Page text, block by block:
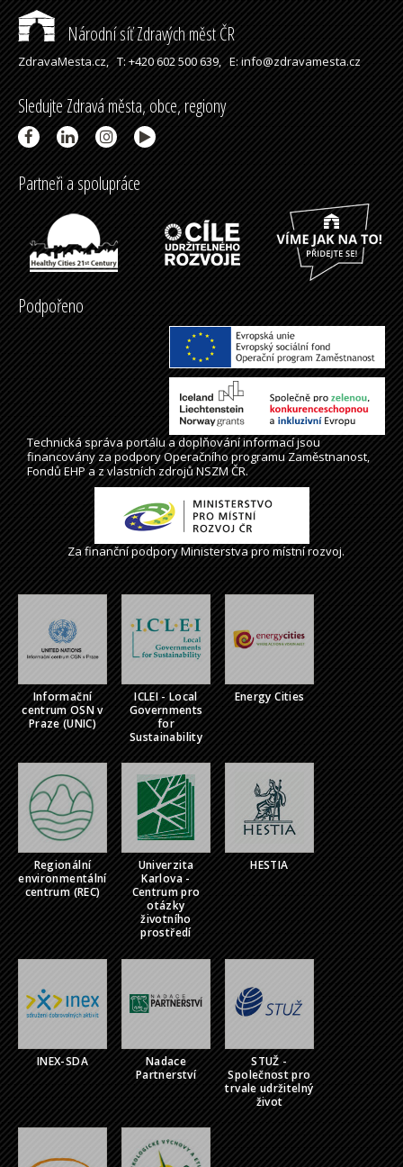
Národní síť Zdravých měst ČR
ZdravaMesta.cz,T: +420 602 500 639,E: info@zdravamesta.cz
Sledujte Zdravá města, obce, regiony
Partneři a spolupráce
Podpořeno
Technická správaportálua doplňování informací jsou
financovány za podpory Operačního programu Zaměstnanost,
Fondů EHP a z vlastních zdrojů NSZM ČR.
Za finanční podpory Ministerstva pro místní rozvoj.
Informační
centrum OSN v
Praze (UNIC)
ICLEI - Local
Governments
for
Sustainability
Energy Cities
Regionální
environmentální
centrum (REC)
Univerzita
Karlova -
Centrum pro
otázky
životního
prostředí
HESTIA
INEX-SDA
Nadace
Partnerství
STUŽ -
Společnost pro
trvale udržitelný
život